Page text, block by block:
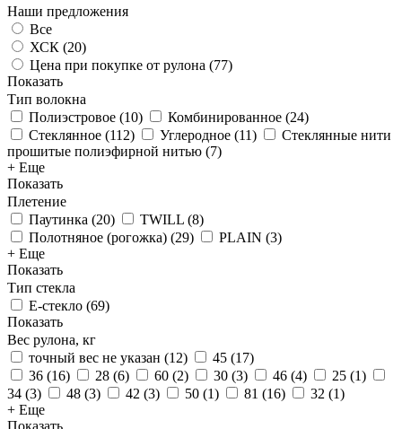
Наши предложения
Все
ХСК (20)
Цена при покупке от рулона (77)
Показать
Тип волокна
Полиэстровое (10) Комбинированное (24)
Стеклянное (112) Углеродное (11)
Стеклянные нити
прошитые полиэфирной нитью (7)
+ Еще
Показать
Плетение
Паутинка (20) TWILL (8)
Полотняное (рогожка) (29) PLAIN (3)
+ Еще
Показать
Тип стекла
Е-стекло (69)
Показать
Вес рулона, кг
точный вес не указан (12) 45 (17)
36 (16) 28 (6) 60 (2) 30 (3) 46 (4) 25 (1)
34 (3) 48 (3) 42 (3) 50 (1) 81 (16) 32 (1)
+ Еще
Показать